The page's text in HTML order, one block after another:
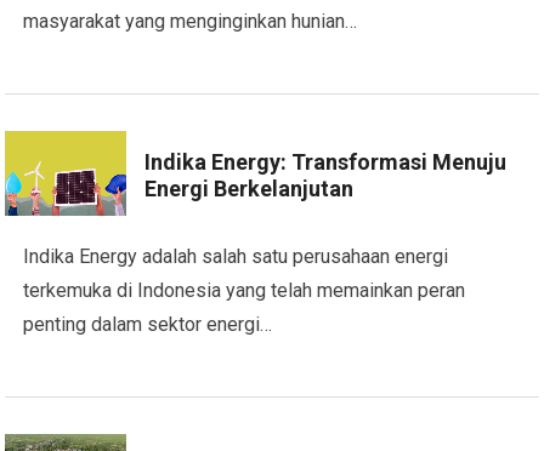
masyarakat yang menginginkan hunian…
Indika Energy: Transformasi Menuju
Energi Berkelanjutan
Indika Energy adalah salah satu perusahaan energi
terkemuka di Indonesia yang telah memainkan peran
penting dalam sektor energi…